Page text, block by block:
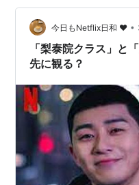
今日もNetflix日和 ❤︎ •
「梨泰院クラス」と
先に観る？